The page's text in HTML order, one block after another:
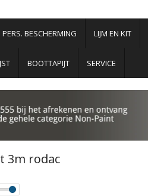
PERS. BESCHERMING LIJM EN KIT
BOOTTAPIJT SERVICE
3m rodac